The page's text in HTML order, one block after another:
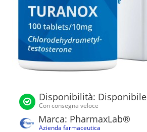
Disponibilità: Disponibile
Con consegna veloce
Marca: PharmaxLab®
Azienda farmaceutica